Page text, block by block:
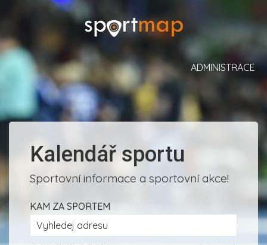
ADMINISTRACE
Kalendář sportu
Sportovní informace a sportovní akce!
KAM ZA SPORTEM